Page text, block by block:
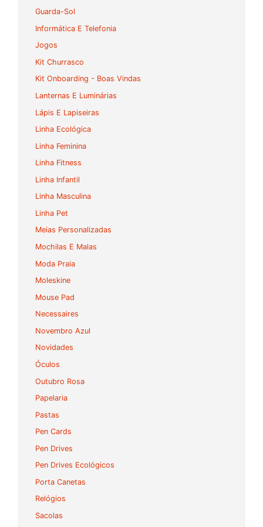
Guarda-Sol
Informática E Telefonia
Jogos
Kit Churrasco
Kit Onboarding - Boas Vindas
Lanternas E Luminárias
Lápis E Lapiseiras
Linha Ecológica
Linha Feminina
Linha Fitness
Linha Infantil
Linha Masculina
Linha Pet
Meias Personalizadas
Mochilas E Malas
Moda Praia
Moleskine
Mouse Pad
Necessaires
Novembro Azul
Novidades
Óculos
Outubro Rosa
Papelaria
Pastas
Pen Cards
Pen Drives
Pen Drives Ecológicos
Porta Canetas
Relógios
Sacolas